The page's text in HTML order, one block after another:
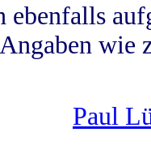
wie
Paul